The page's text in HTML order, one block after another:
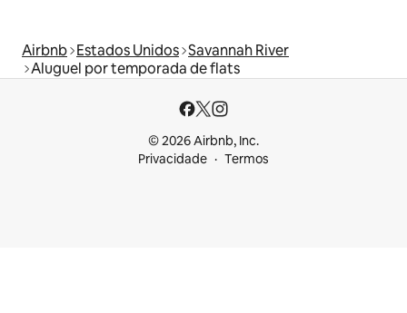
Airbnb Estados Unidos Savannah River
Aluguel por temporada de flats
© 2026 Airbnb, Inc.
Privacidade
Termos